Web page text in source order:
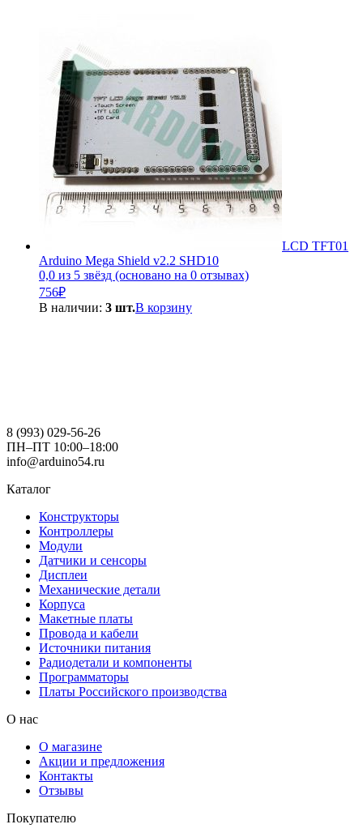
LCD TFT01
Arduino Mega Shield v2.2 SHD10
0,0 из 5 звёзд (основано на 0 отзывах)
756₽
В наличии: 3 шт.В корзину
8 (993) 029-56-26
ПН–ПТ 10:00–18:00
info@arduino54.ru
Каталог
Конструкторы
Контроллеры
Модули
Датчики и сенсоры
Дисплеи
Механические детали
Корпуса
Макетные платы
Провода и кабели
Источники питания
Радиодетали и компоненты
Программаторы
Платы Российского производства
О нас
О магазине
Акции и предложения
Контакты
Отзывы
Покупателю